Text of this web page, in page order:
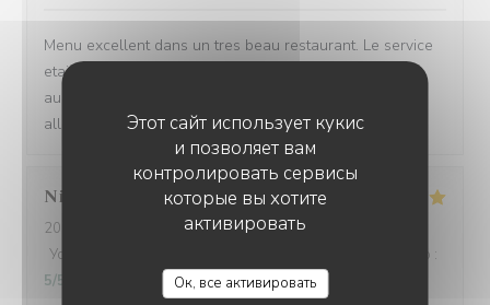
Этот сайт использует кукис
и позволяет вам
контролировать сервисы
которые вы хотите
активировать
Ок, все активировать
Menu excellent dans un tres beau restaurant. Le service
etait aussi souriant mais pro. Merci à Charlotte d'avoir
aussi pu gérer au niveau du plat une personne fort
allergique qui s'esr régalée.
Nicolas
2026-08-05
- 19:45 - гости 2
Услуги
Цена / качество :
5/5
L'AUBERGE AUX 4 SAISONS